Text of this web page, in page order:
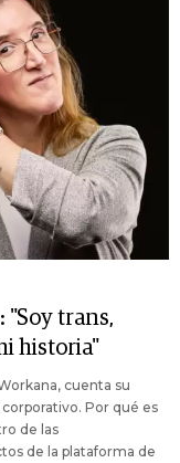
"Soy trans,
historia"
cuenta su
Por qué es
de las
de la plataforma de